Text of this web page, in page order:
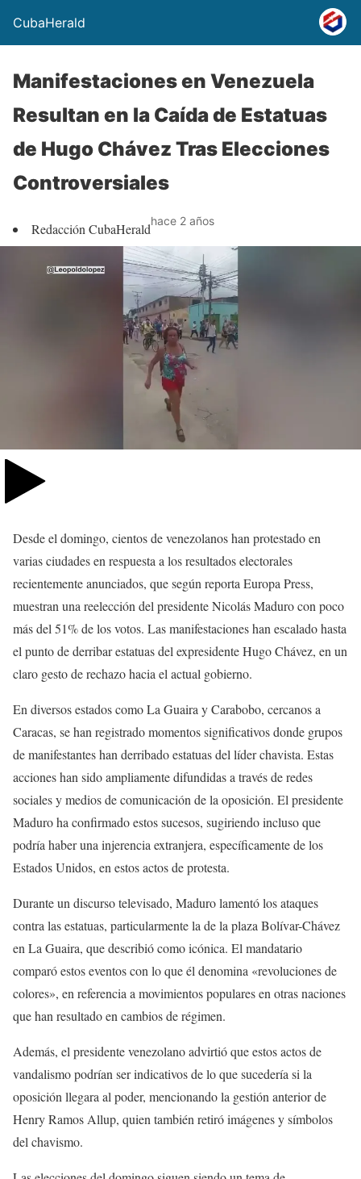
CubaHerald
Manifestaciones en Venezuela
Resultan en la Caída de Estatuas
de Hugo Chávez Tras Elecciones
Controversiales
Redacción CubaHeraldhace 2 años
Desde el domingo, cientos de venezolanos han protestado en
varias ciudades en respuesta a los resultados electorales
recientemente anunciados, que según reporta Europa Press,
muestran una reelección del presidente Nicolás Maduro con poco
más del 51% de los votos. Las manifestaciones han escalado hasta
el punto de derribar estatuas del expresidente Hugo Chávez, en un
claro gesto de rechazo hacia el actual gobierno.
En diversos estados como La Guaira y Carabobo, cercanos a
Caracas, se han registrado momentos significativos donde grupos
de manifestantes han derribado estatuas del líder chavista. Estas
acciones han sido ampliamente difundidas a través de redes
sociales y medios de comunicación de la oposición. El presidente
Maduro ha confirmado estos sucesos, sugiriendo incluso que
podría haber una injerencia extranjera, específicamente de los
Estados Unidos, en estos actos de protesta.
Durante un discurso televisado, Maduro lamentó los ataques
contra las estatuas, particularmente la de la plaza Bolívar-Chávez
en La Guaira, que describió como icónica. El mandatario
comparó estos eventos con lo que él denomina «revoluciones de
colores», en referencia a movimientos populares en otras naciones
que han resultado en cambios de régimen.
Además, el presidente venezolano advirtió que estos actos de
vandalismo podrían ser indicativos de lo que sucedería si la
oposición llegara al poder, mencionando la gestión anterior de
Henry Ramos Allup, quien también retiró imágenes y símbolos
del chavismo.